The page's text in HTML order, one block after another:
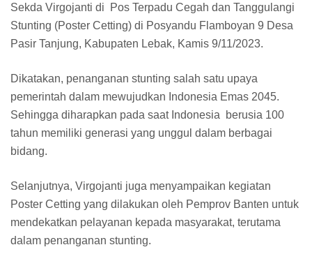
Sekda Virgojanti di Pos Terpadu Cegah dan Tanggulangi
Stunting (Poster Cetting) di Posyandu Flamboyan 9 Desa
Pasir Tanjung, Kabupaten Lebak, Kamis 9/11/2023.
Dikatakan, penanganan stunting salah satu upaya
pemerintah dalam mewujudkan Indonesia Emas 2045.
Sehingga diharapkan pada saat Indonesia berusia 100
tahun memiliki generasi yang unggul dalam berbagai
bidang.
Selanjutnya, Virgojanti juga menyampaikan kegiatan
Poster Cetting yang dilakukan oleh Pemprov Banten untuk
mendekatkan pelayanan kepada masyarakat, terutama
dalam penanganan stunting.